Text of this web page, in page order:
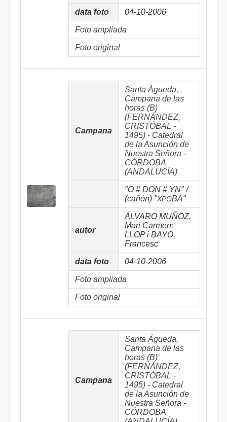
data foto 04-10-2006
Foto ampliada
Foto original
Campana
Santa Águeda,
Campana de las
horas (B)
(FERNÁNDEZ,
CRISTÓBAL -
1495) - Catedral
de la Asunción de
Nuestra Señora -
CÓRDOBA
(ANDALUCÍA)
"O # DON # YN" /
(cañón) "XPOBA"
autor
ÁLVARO MUÑOZ,
Mari Carmen;
LLOP i BAYO,
Francesc
data foto 04-10-2006
Foto ampliada
Foto original
Campana
Santa Águeda,
Campana de las
horas (B)
(FERNÁNDEZ,
CRISTÓBAL -
1495) - Catedral
de la Asunción de
Nuestra Señora -
CÓRDOBA